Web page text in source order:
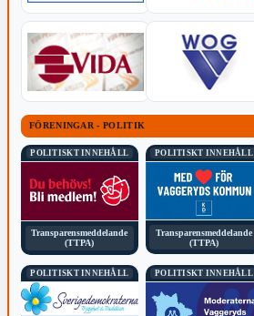
FÖRENINGAR - POLITIK
POLITISKT INNEHÅLL
Transparensmeddelande
(TTPA)
POLITISKT INNEHÅLL
Transparensmeddelande
(TTPA)
POLITISKT INNEHÅLL POLITISKT INNEHÅLL